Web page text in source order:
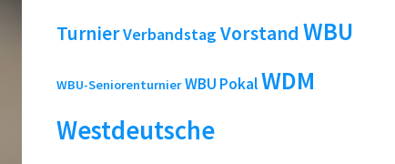
TurnierVerbandstag Vorstand WBU
WBU-Seniorenturnier WBU PokalWDM
Westdeutsche